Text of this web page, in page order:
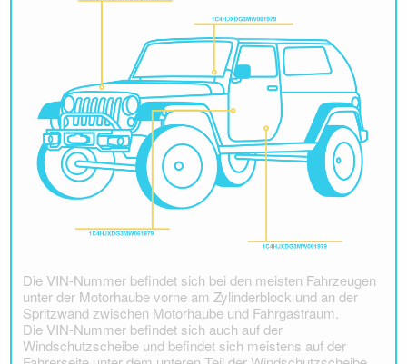
Die VIN-Nummer befindet sich bei den meisten Fahrzeugen
unter der Motorhaube vorne am Zylinderblock und an der
Spritzwand zwischen Motorhaube und Fahrgastraum.
Die VIN-Nummer befindet sich auch auf der
Windschutzscheibe und befindet sich meistens auf der